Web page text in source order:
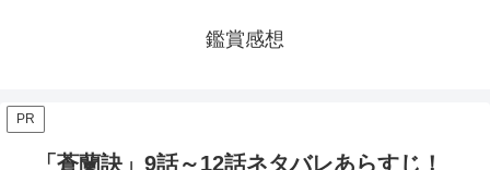
鑑賞感想
PR
「蒼蘭訣」9話～12話ネタバレあらすじ！